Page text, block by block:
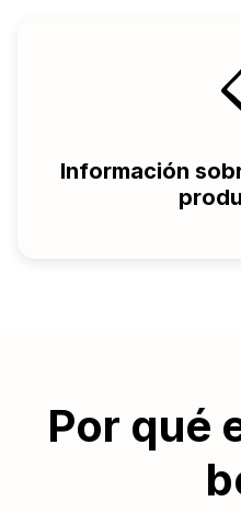
Información
Por qué